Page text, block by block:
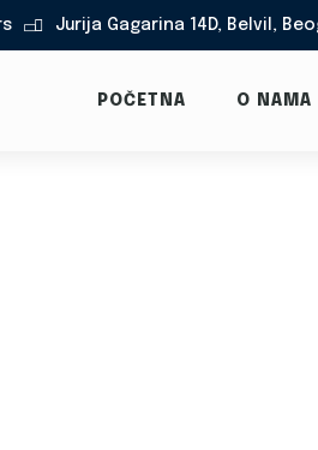
 Jurija Gagarina 14D, Belvil,
POČETNA O NAMA